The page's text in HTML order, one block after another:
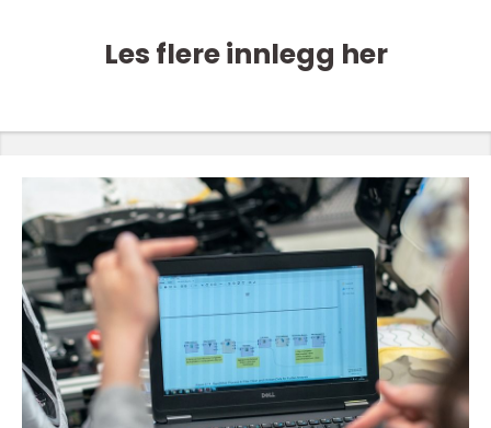
Les flere innlegg her